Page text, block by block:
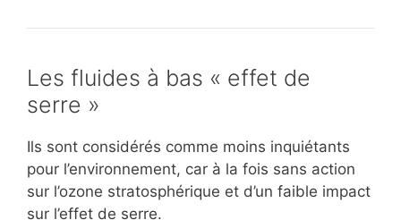
Les fluides à bas « effet de
serre »
Ils sont considérés comme moins inquiétants
pour l’environnement, car à la fois sans action
sur l’ozone stratosphérique et d’un faible impact
sur l’effet de serre.